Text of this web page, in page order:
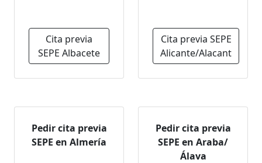
Cita previa
SEPE Albacete
Cita previa SEPE
Alicante/Alacant
Pedir cita previa
SEPE en Almería
Pedir cita previa
SEPE en Araba/
Álava